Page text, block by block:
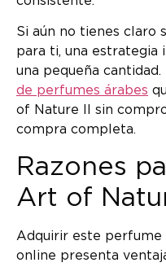
Si aún no tienes claro
para ti, una estrategia
una pequeña
de perfumes árabes
of Nature II sin
compra completa.
Razones
Art of
Adquirir este perfume
online presenta